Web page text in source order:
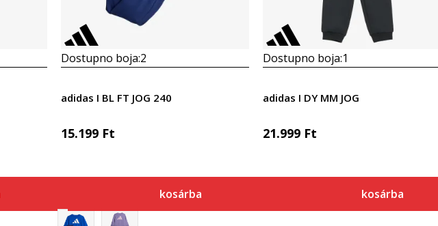
Dostupno boja:2
adidas I BL FT JOG 240
15.199 Ft
kosárba
Dostupno boja:1
adidas I DY MM JOG
21.999 Ft
kosárba